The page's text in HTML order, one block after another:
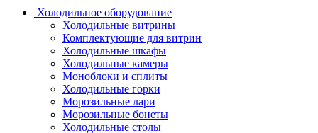
Холодильное оборудование
Холодильные витрины
Комплектующие для витрин
Холодильные шкафы
Холодильные камеры
Моноблоки и сплиты
Холодильные горки
Морозильные лари
Морозильные бонеты
Холодильные столы